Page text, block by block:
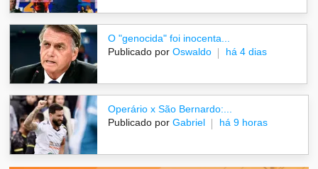
O "genocida" foi inocenta...
Publicado por Oswaldo há 4 dias
Operário x São Bernardo:...
Publicado por Gabriel há 9 horas